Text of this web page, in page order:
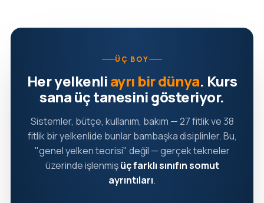
ÜÇ BOY
Her yelkenliayrı bir dünya. Kurs
sana üç tanesini gösteriyor.
Sistemler, bütçe, kullanım, bakım — 27 fitlik ve 38
fitlik bir yelkenlide bunlar bambaşka disiplinler. Bu,
"genel yelken teorisi" değil — gerçek tekneler
üzerinde işlenmişüç farklı sınıfın somut
ayrıntıları.